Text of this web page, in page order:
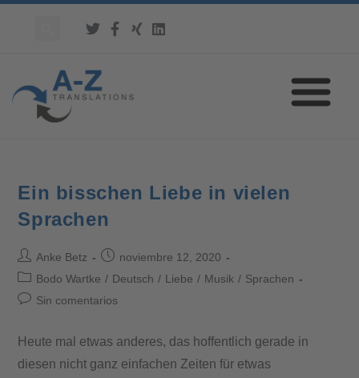
Ein bisschen Liebe in vielen
Sprachen
Anke Betz
noviembre 12, 2020
Bodo Wartke / Deutsch / Liebe / Musik / Sprachen
Sin comentarios
Heute mal etwas anderes, das hoffentlich gerade in
diesen nicht ganz einfachen Zeiten für etwas